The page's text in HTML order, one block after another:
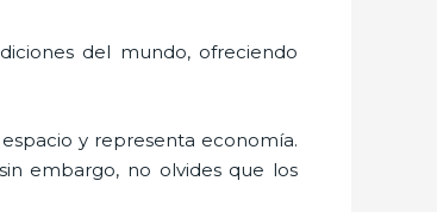
del mundo, ofreciendo
y representa economía.
embargo, no olvides que los